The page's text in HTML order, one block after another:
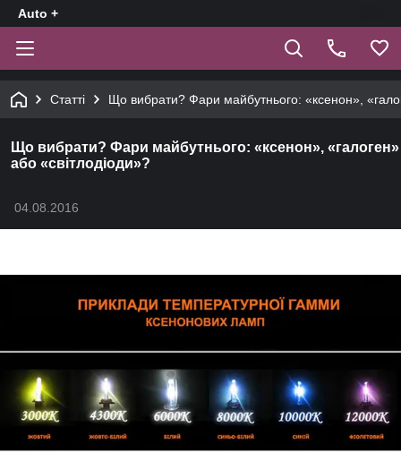
Auto +
Статті Що вибрати? Фари майбутнього: «ксенон»,
Що вибрати? Фари майбутнього: «ксенон», «галоген»
або «світлодіоди»?
04.08.2016